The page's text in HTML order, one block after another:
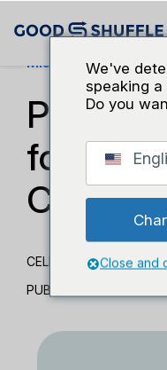
Mises À Jour Des
Pleins
Centre
CELITA SUMMA
PUBLIÉ 19 DÉCEMBRE
We've
speaking
Do you
Close and